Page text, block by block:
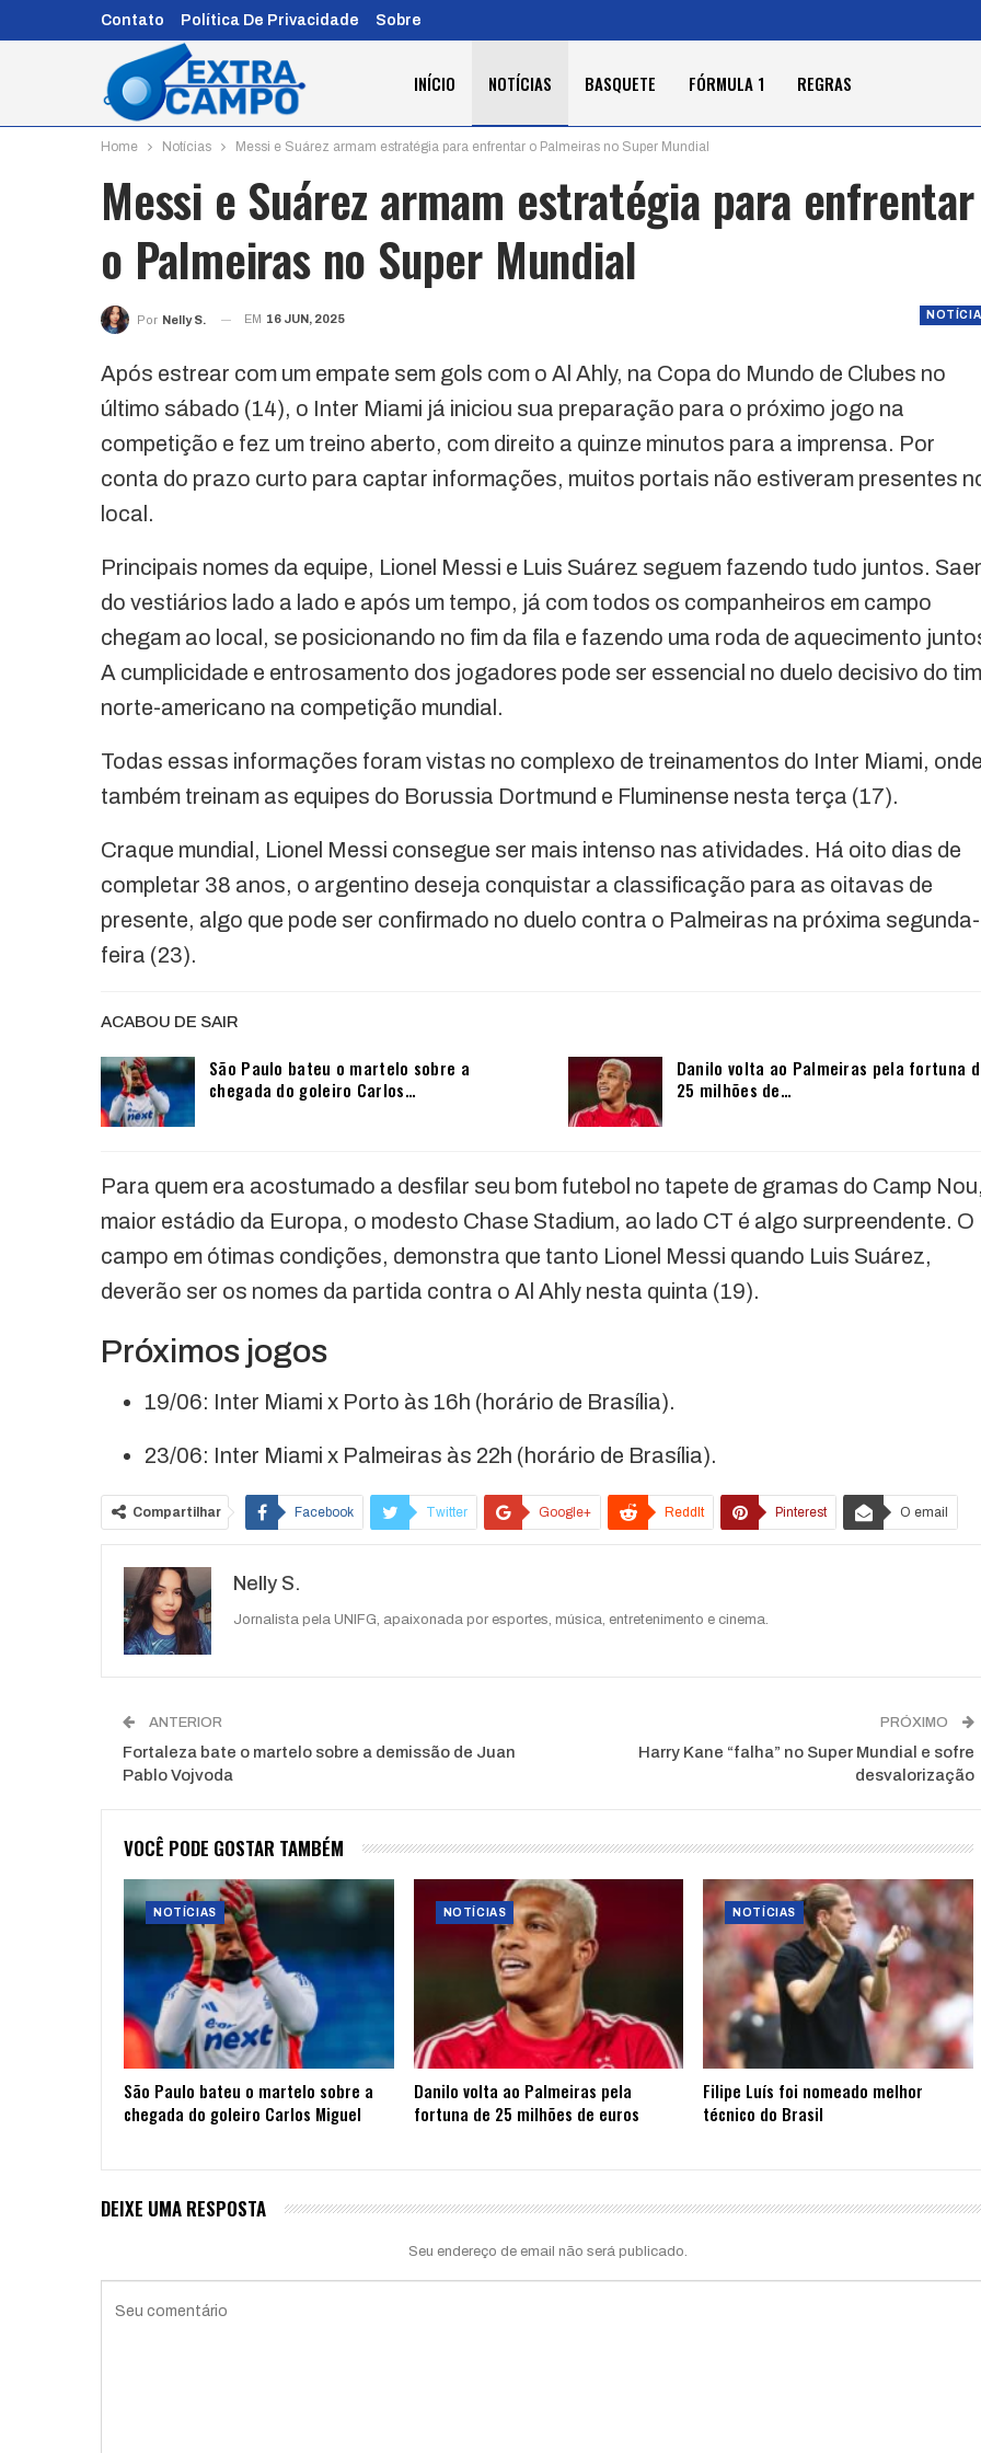
Contato Política De Privacidade Sobre
INÍCIO NOTÍCIAS BASQUETE FÓRMULA 1 REGRAS
Home Notícias Messi e Suárez armam estratégia para enfrentar o Palmeiras no Super Mundial
Messi e Suárez armam estratégia para enfrentar
o Palmeiras no Super Mundial
Por Nelly S. EM 16 JUN, 2025
Após estrear com um empate sem gols com o Al Ahly, na Copa do Mundo de Clubes no
último sábado (14), o Inter Miami já iniciou sua preparação para o próximo jogo na
competição e fez um treino aberto, com direito a quinze minutos para a imprensa. Por
conta do prazo curto para captar informações, muitos portais não estiveram presentes
local.
Principais nomes da equipe, Lionel Messi e Luis Suárez seguem fazendo tudo juntos.
do vestiários lado a lado e após um tempo, já com todos os companheiros em campo
chegam ao local, se posicionando no fim da fila e fazendo uma roda de aquecimento
A cumplicidade e entrosamento dos jogadores pode ser essencial no duelo decisivo do
norte-americano na competição mundial.
Todas essas informações foram vistas no complexo de treinamentos do Inter Miami,
também treinam as equipes do Borussia Dortmund e Fluminense nesta terça (17).
Craque mundial, Lionel Messi consegue ser mais intenso nas atividades. Há oito dias de
completar 38 anos, o argentino deseja conquistar a classificação para as oitavas de
presente, algo que pode ser confirmado no duelo contra o Palmeiras na próxima segunda-
feira (23).
ACABOU DE SAIR
São Paulo bateu o martelo sobre a
chegada do goleiro Carlos…
Danilo volta ao Palmeiras pela fortuna
25 milhões de…
Para quem era acostumado a desfilar seu bom futebol no tapete de gramas do Camp
maior estádio da Europa, o modesto Chase Stadium, ao lado CT é algo surpreendente. O
campo em ótimas condições, demonstra que tanto Lionel Messi quando Luis Suárez,
deverão ser os nomes da partida contra o Al Ahly nesta quinta (19).
Próximos jogos
19/06: Inter Miami x Porto às 16h (horário de Brasília).
23/06: Inter Miami x Palmeiras às 22h (horário de Brasília).
Compartilhar Facebook Twitter Google+ ReddIt Pinterest O email
Nelly S.
Jornalista pela UNIFG, apaixonada por esportes, música, entretenimento e cinema.
ANTERIOR
Fortaleza bate o martelo sobre a demissão de Juan
Pablo Vojvoda
PRÓXIMO
Harry Kane “falha” no Super Mundial e sofre
desvalorização
VOCÊ PODE GOSTAR TAMBÉM
NOTÍCIAS
São Paulo bateu o martelo sobre a
chegada do goleiro Carlos Miguel
NOTÍCIAS
Danilo volta ao Palmeiras pela
fortuna de 25 milhões de euros
NOTÍCIAS
Filipe Luís foi nomeado melhor
técnico do Brasil
DEIXE UMA RESPOSTA
Seu endereço de email não será publicado.